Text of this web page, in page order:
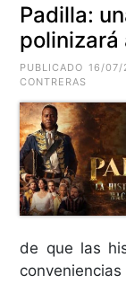
Padilla:
polinizará
PUBLICADO 16/
CONTRERAS
de que las